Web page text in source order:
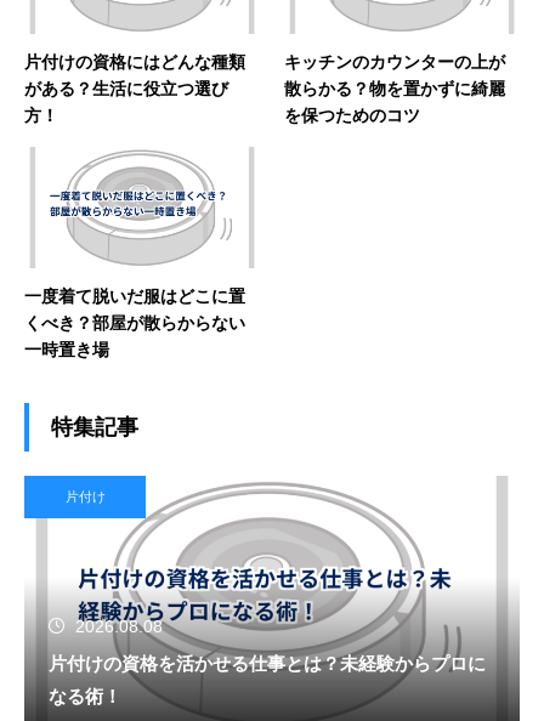
片付けの資格にはどんな種類
がある？生活に役立つ選び
方！
キッチンのカウンターの上が
散らかる？物を置かずに綺麗
を保つためのコツ
一度着て脱いだ服はどこに置
くべき？部屋が散らからない
一時置き場
特集記事
片付け
2026.08.08
片付けの資格を活かせる仕事とは？未経験からプロに
なる術！